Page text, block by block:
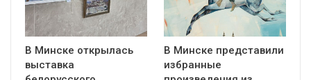
В Минске открылась
выставка
В Минске представили
избранные